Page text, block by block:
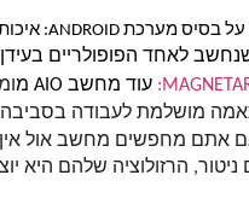
עוד מחשב AIO מ
מושלמת לעבודה בסביבה